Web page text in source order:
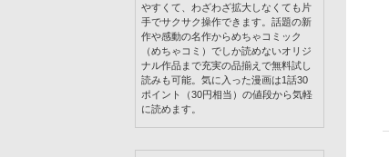
やすくて、わざわざ拡大しなくても片
手でサクサク操作できます。話題の新
作や感動の名作からめちゃコミック
（めちゃコミ）でしか読めないオリジ
ナル作品まで充実の品揃えで無料試し
読みも可能。気に入った漫画は1話30
ポイント（30円相当）の値段から気軽
に読めます。